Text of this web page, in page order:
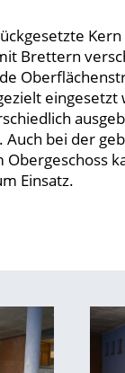
Brettern
eingesetzt
Auch bei der
Obergeschoss
Einsatz.